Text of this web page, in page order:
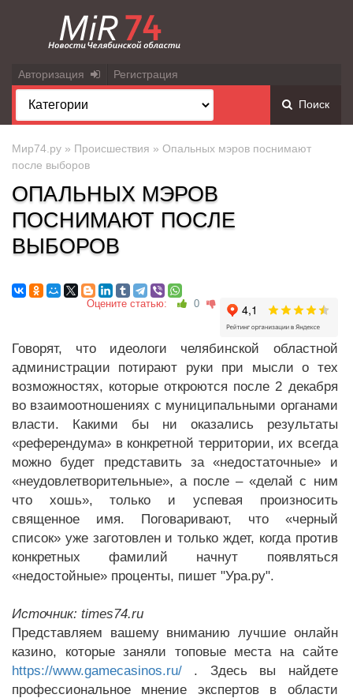
Авторизация Регистрация
Поиск
Мир74.ру » Происшествия » Опальных мэров поснимают
после выборов
ОПАЛЬНЫХ МЭРОВ
ПОСНИМАЮТ ПОСЛЕ
ВЫБОРОВ
Оцените статью: 0
Говорят, что идеологи челябинской областной
администрации потирают руки при мысли о тех
возможностях, которые откроются после 2 декабря
во взаимоотношениях с муниципальными органами
власти. Какими бы ни оказались результаты
«референдума» в конкретной территории, их всегда
можно будет представить за «недостаточные» и
«неудовлетворительные», а после – «делай с ним
что хошь», только и успевая произносить
священное имя. Поговаривают, что «черный
список» уже заготовлен и только ждет, когда против
конкретных фамилий начнут появляться
«недостойные» проценты, пишет "Ура.ру".
Источник: times74.ru
Представляем вашему вниманию лучшие онлайн
казино, которые заняли топовые места на сайте
https://www.gamecasinos.ru/ . Здесь вы найдете
профессиональное мнение экспертов в области